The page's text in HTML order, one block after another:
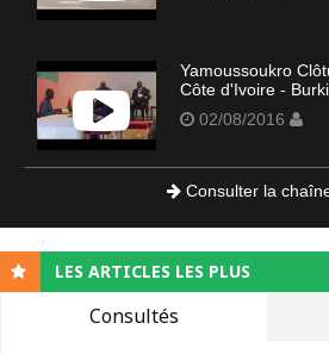
Yamoussoukro
Côte d'Ivoire -
02/08/2016
Consulter la
LES ARTICLES LES PLUS
Consultés